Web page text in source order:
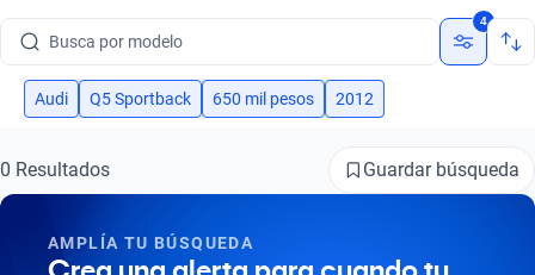
Busca por modelo
Busca por versión
Busca por marca
Busca por modelo
4
Audi Q5 Sportback 650 mil pesos 2012
0 Resultados Guardar búsqueda
AMPLÍA TU BÚSQUEDA